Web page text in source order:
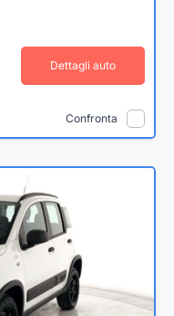
Dettagli auto
Confronta